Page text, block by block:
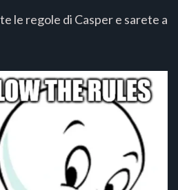
le regole di Casper e sarete a